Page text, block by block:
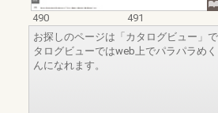
490
491
お探しのページは「カタログビュー」
タログビューではweb上でパラパラめ
んになれます。